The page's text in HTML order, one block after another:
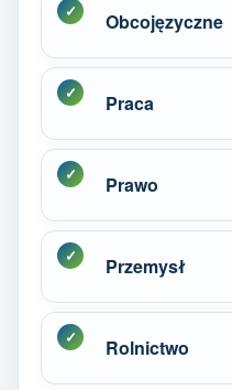
Obcojęzyczne
Praca
Prawo
Przemysł
Rolnictwo